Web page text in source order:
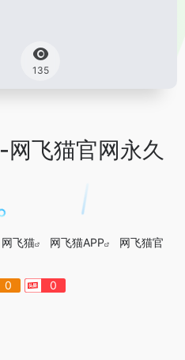
135
飞猫官网永久
网飞猫 网飞猫APP
网飞猫官
0 0